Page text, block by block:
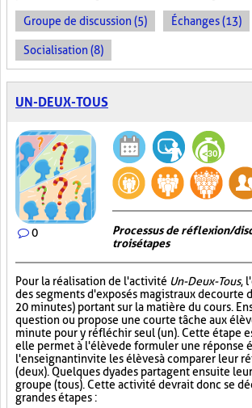
Groupe de discussion (5) Échanges (13)
Socialisation (8)
UN-DEUX-TOUS
0
Processus de réflexion/
trois étapes
Pour la réalisation de l'activité Un-Deux-Tous,
des segments d'exposés magistraux de courte
20 minutes) portant sur la matière du cours.
question ou propose une courte tâche aux
minute pour y réfléchir seul (un). Cette étape
elle permet à l'élève de formuler une réponse
l'enseignant invite les élèves à comparer leur
(deux). Quelques dyades partagent ensuite
groupe (tous). Cette activité devrait donc se
grandes étapes :